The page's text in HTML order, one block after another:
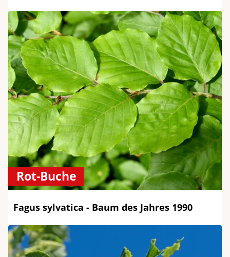
Rot-Buche
Fagus sylvatica - Baum des Jahres 1990